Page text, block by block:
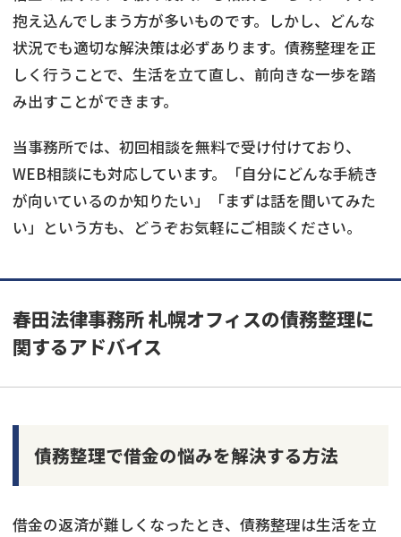
抱え込んでしまう方が多いものです。しかし、どんな
状況でも適切な解決策は必ずあります。債務整理を正
しく行うことで、生活を立て直し、前向きな一歩を踏
み出すことができます。
当事務所では、初回相談を無料で受け付けており、
WEB相談にも対応しています。「自分にどんな手続き
が向いているのか知りたい」「まずは話を聞いてみた
い」という方も、どうぞお気軽にご相談ください。
春田法律事務所 札幌オフィスの債務整理に
関するアドバイス
債務整理で借金の悩みを解決する方法
借金の返済が難しくなったとき、債務整理は生活を立